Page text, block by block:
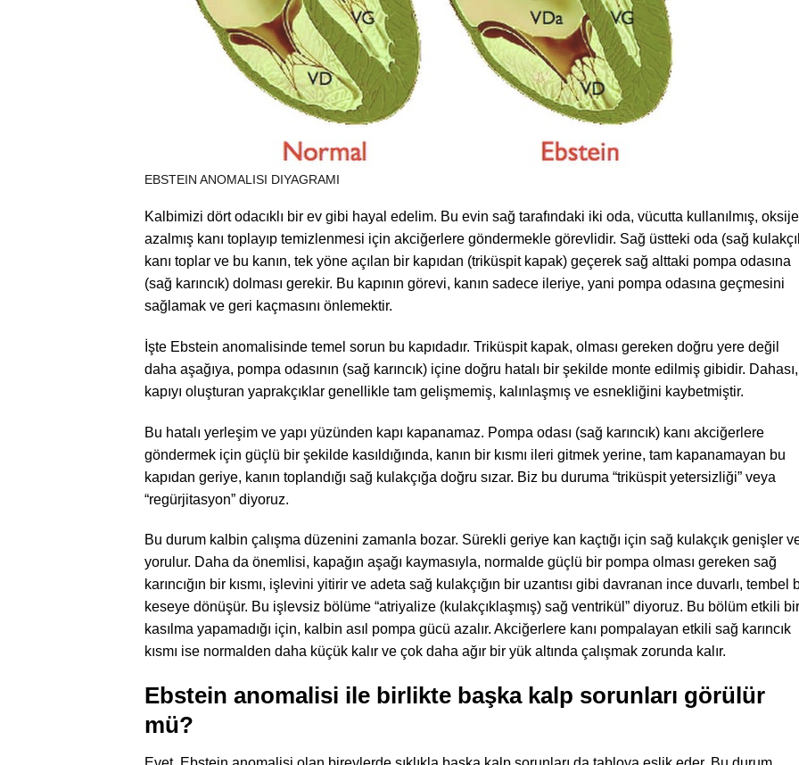
EBSTEIN ANOMALISI DIYAGRAMI
Kalbimizi dört odacıklı bir ev gibi hayal edelim. Bu evin sağ tarafındaki iki oda, vücutta kullanılmış,
azalmış kanı toplayıp temizlenmesi için akciğerlere göndermekle görevlidir. Sağ üstteki oda (sağ
kanı toplar ve bu kanın, tek yöne açılan bir kapıdan (triküspit kapak) geçerek sağ alttaki pompa odasına
(sağ karıncık) dolması gerekir. Bu kapının görevi, kanın sadece ileriye, yani pompa odasına geçmesini
sağlamak ve geri kaçmasını önlemektir.
İşte Ebstein anomalisinde temel sorun bu kapıdadır. Triküspit kapak, olması gereken doğru yere değil
daha aşağıya, pompa odasının (sağ karıncık) içine doğru hatalı bir şekilde monte edilmiş gibidir. Dahası,
kapıyı oluşturan yaprakçıklar genellikle tam gelişmemiş, kalınlaşmış ve esnekliğini kaybetmiştir.
Bu hatalı yerleşim ve yapı yüzünden kapı kapanamaz. Pompa odası (sağ karıncık) kanı akciğerlere
göndermek için güçlü bir şekilde kasıldığında, kanın bir kısmı ileri gitmek yerine, tam kapanamayan bu
kapıdan geriye, kanın toplandığı sağ kulakçığa doğru sızar. Biz bu duruma “triküspit yetersizliği” veya
“regürjitasyon” diyoruz.
Bu durum kalbin çalışma düzenini zamanla bozar. Sürekli geriye kan kaçtığı için sağ kulakçık genişler
yorulur. Daha da önemlisi, kapağın aşağı kaymasıyla, normalde güçlü bir pompa olması gereken sağ
karıncığın bir kısmı, işlevini yitirir ve adeta sağ kulakçığın bir uzantısı gibi davranan ince duvarlı, tembel
keseye dönüşür. Bu işlevsiz bölüme “atriyalize (kulakçıklaşmış) sağ ventrikül” diyoruz. Bu bölüm etkili bir
kasılma yapamadığı için, kalbin asıl pompa gücü azalır. Akciğerlere kanı pompalayan etkili sağ karıncık
kısmı ise normalden daha küçük kalır ve çok daha ağır bir yük altında çalışmak zorunda kalır.
Ebstein anomalisi ile birlikte başka kalp sorunları görülür
mü?